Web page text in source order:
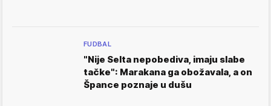
FUDBAL
"Nije Selta nepobediva, imaju slabe
tačke": Marakana ga obožavala, a on
Špance poznaje u dušu